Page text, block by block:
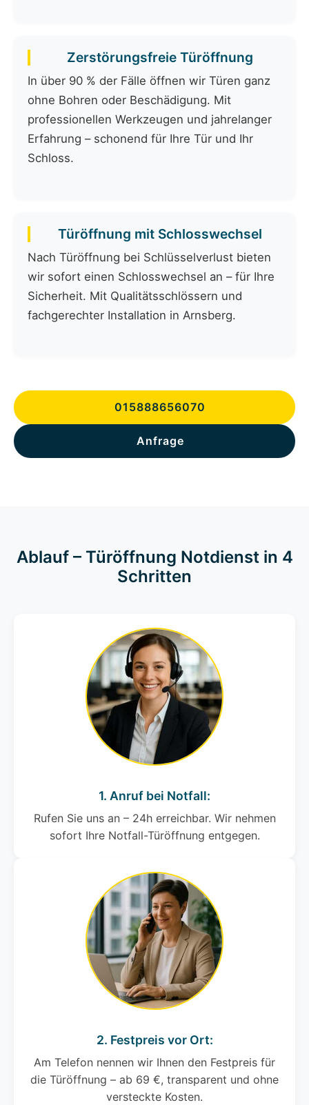
Zerstörungsfreie Türöffnung
In über 90 % der Fälle öffnen wir Türen ganz
ohne Bohren oder Beschädigung. Mit
professionellen Werkzeugen und jahrelanger
Erfahrung – schonend für Ihre Tür und Ihr
Schloss.
Türöffnung mit Schlosswechsel
Nach Türöffnung bei Schlüsselverlust bieten
wir sofort einen Schlosswechsel an – für Ihre
Sicherheit. Mit Qualitätsschlössern und
fachgerechter Installation in Arnsberg.
015888656070
Anfrage
Ablauf – Türöffnung Notdienst in 4
Schritten
1. Anruf bei Notfall:
Rufen Sie uns an – 24h erreichbar. Wir nehmen
sofort Ihre Notfall-Türöffnung entgegen.
2. Festpreis vor Ort:
Am Telefon nennen wir Ihnen den Festpreis für
die Türöffnung – ab 69 €, transparent und ohne
versteckte Kosten.